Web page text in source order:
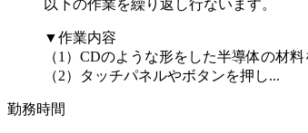
以下の作業を繰り返し行ないます。
▼作業内容
（1）CDのような形をした半導体の材
（2）タッチパネルやボタンを押し...
勤務時間